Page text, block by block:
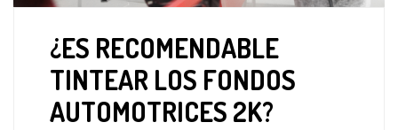
¿ES RECOMENDABLE
TINTEAR LOS FONDOS
AUTOMOTRICES 2K?